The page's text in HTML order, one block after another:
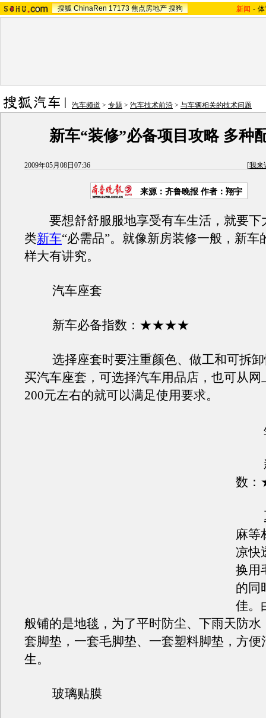
搜狐 ChinaRen 17173 焦点房地产 搜狗 新闻 -
汽车频道 > 专题 > 汽车技术前沿 > 与车辆相关的技术问题
新车“装修”必备项目攻略 多种
2009年05月08日07:36 [我来
来源：齐鲁晚报 作者：翔宇
要想舒舒服服地享受有车生活，就要下
类新车“必需品”。就像新房装修一般，新车
样大有讲究。
汽车座套
新车必备指数：★★★★
选择座套时要注重颜色、做工和可拆卸
买汽车座套，可选择汽车用品店，也可从网
200元左右的就可以满足使用要求。
坐
新
数
夏
麻等
凉快
换用
的同
佳。
般铺的是地毯，为了平时防尘、下雨天防水
套脚垫，一套毛脚垫、一套塑料脚垫，方便
生。
玻璃贴膜